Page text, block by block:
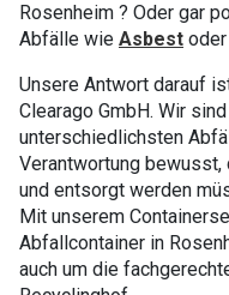
Rosenheim ? Oder gar
Abfälle wie Asbest oder
Unsere Antwort darauf
Clearago GmbH. Wir
unterschiedlichsten
Verantwortung
und entsorgt werden
Mit unserem
Abfallcontainer in
auch um die